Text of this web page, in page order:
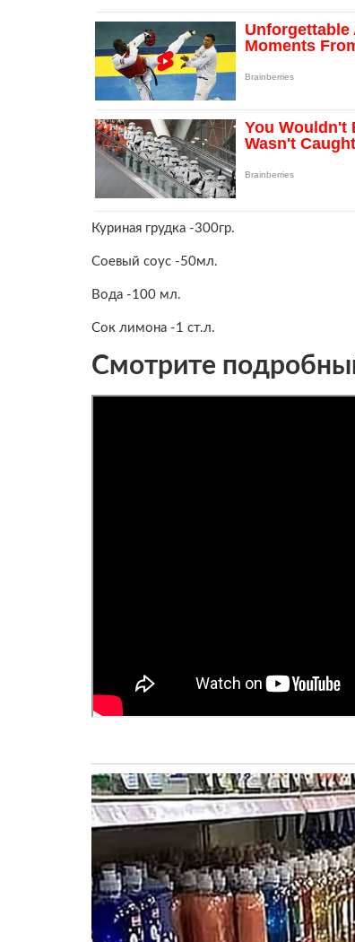
Куриная грудка -300гр.
Соевый соус -50мл.
Вода -100 мл.
Сок лимона -1 ст.л.
Смотрите